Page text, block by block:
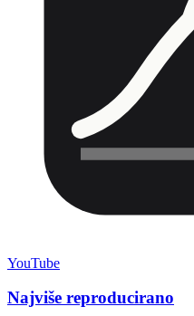
YouTube
Najviše reproducirano